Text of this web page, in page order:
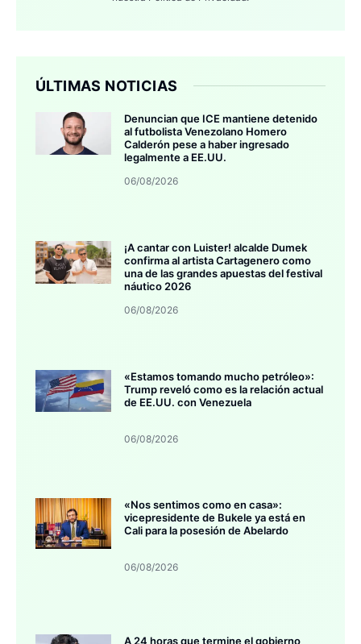
ÚLTIMAS NOTICIAS
Denuncian que ICE mantiene detenido
al futbolista Venezolano Homero
Calderón pese a haber ingresado
legalmente a EE.UU.
06/08/2026
¡A cantar con Luister! alcalde Dumek
confirma al artista Cartagenero como
una de las grandes apuestas del festival
náutico 2026
06/08/2026
«Estamos tomando mucho petróleo»:
Trump reveló como es la relación actual
de EE.UU. con Venezuela
06/08/2026
«Nos sentimos como en casa»:
vicepresidente de Bukele ya está en
Cali para la posesión de Abelardo
06/08/2026
A 24 horas que termine el gobierno